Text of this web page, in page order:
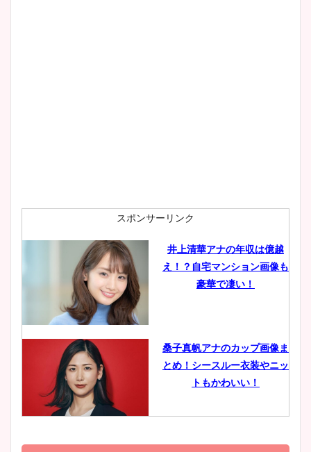
肉も凄い！
鈴木唯の太ってた時の体重が
ヤバすぎww原因や痩せたダ
豊島実季アナのカップ画像ま
とめ！美脚や水着姿に年齢も
スポンサーリンク
井上清華アナの年収は億越
え！？自宅マンション画像も
豪華で凄い！
桑子真帆アナのカップ画像ま
とめ！シースルー衣装やニッ
トもかわいい！
小室瑛莉子のカップ画像まと